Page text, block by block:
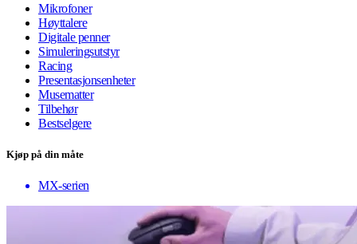
Mikrofoner
Høyttalere
Digitale penner
Simuleringsutstyr
Racing
Presentasjonsenheter
Musematter
Tilbehør
Bestselgere
Kjøp på din måte
MX-serien